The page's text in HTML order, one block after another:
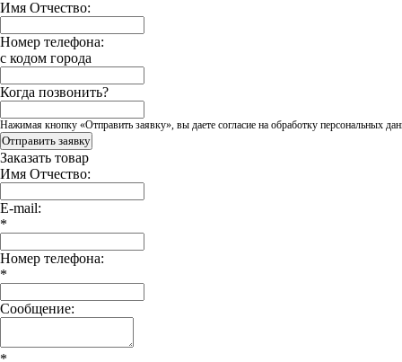
Имя Отчество:
Номер телефона:
с кодом города
Когда позвонить?
Нажимая кнопку «Отправить заявку», вы даете согласие на обработку персональных
Отправить заявку
Заказать товар
Имя Отчество:
E-mail:
*
Номер телефона:
*
Сообщение:
*